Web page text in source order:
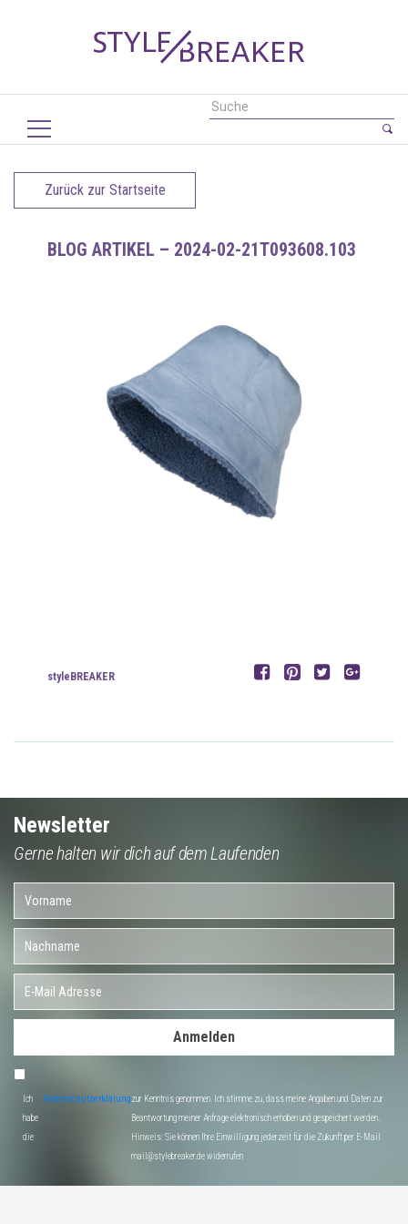
Zurück zur Startseite
BLOG ARTIKEL – 2024-02-21T093608.103
styleBREAKER
Newsletter
Gerne halten wir dich auf dem Laufenden
Anmelden
Ich
habe
die
Datenschutzerklärungzur Kenntnis genommen. Ich stimme zu, dass meine Angaben und Daten zur
Beantwortung meiner Anfrage elektronisch erhoben und gespeichert werden.
Hinweis: Sie können Ihre Einwilligung jederzeit für die Zukunft per E-Mail
mail@stylebreaker.de widerrufen